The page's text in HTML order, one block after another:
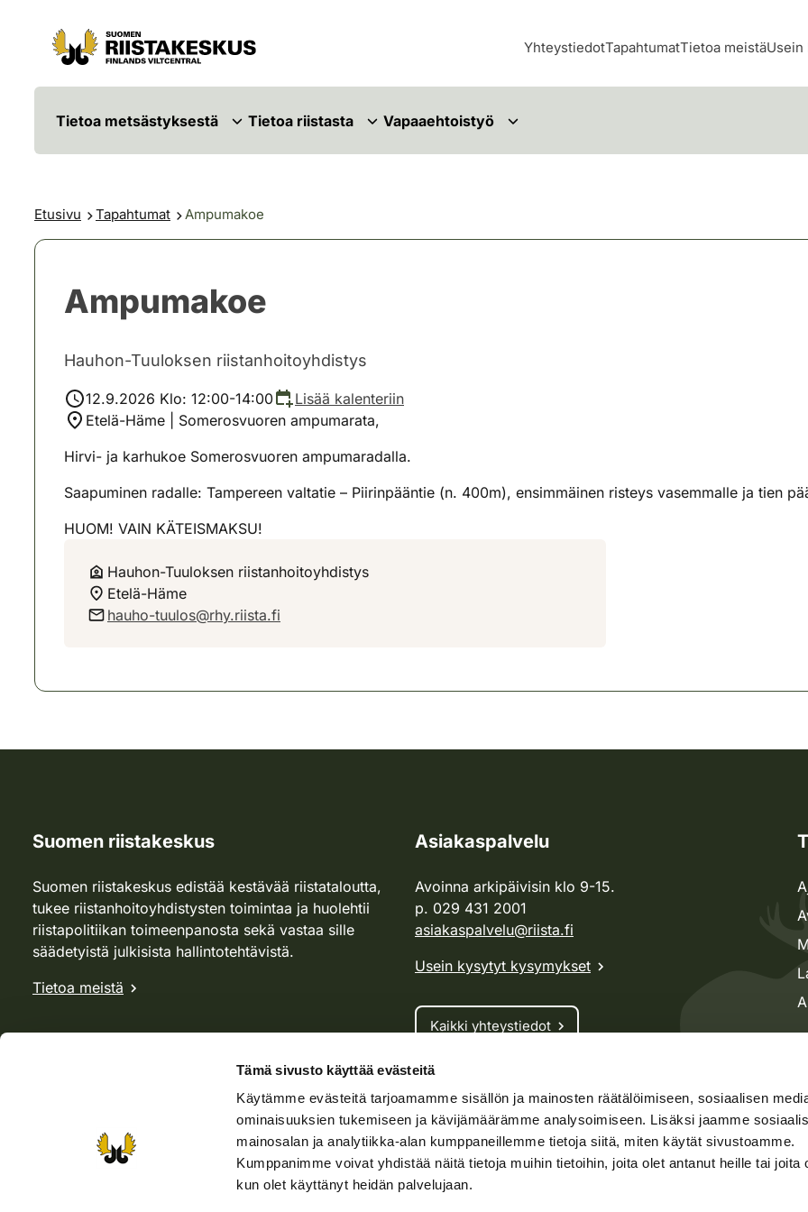
Tämä sivusto käyttää evästeitä
Käytämme evästeitä tarjoamamme sisällön ja mainosten räätälöimiseen, sosiaalisen
ominaisuuksien tukemiseen ja kävijämäärämme analysoimiseen. Lisäksi jaamme
mainosalan ja analytiikka-alan kumppaneillemme tietoja siitä, miten käytät sivustoamme.
Kumppanimme voivat yhdistää näitä tietoja muihin tietoihin, joita olet antanut heille tai joita
kun olet käyttänyt heidän palvelujaan.
Siirry sisältöön
Siirry sivustokarttaan
YhteystiedotTapahtumatTietoa meistäUsein
Tietoa metsästyksestä Tietoa riistasta Vapaaehtoistyö
Etusivu Tapahtumat Ampumakoe
Ampumakoe
Hauhon-Tuuloksen riistanhoitoyhdistys
12.9.2026 Klo: 12:00-14:00
Lisää kalenteriin
Etelä-Häme | Somerosvuoren ampumarata,
Hirvi- ja karhukoe Somerosvuoren ampumaradalla.
Saapuminen radalle: Tampereen valtatie – Piirinpääntie (n. 400m), ensimmäinen risteys vasemmalle ja tien
HUOM! VAIN KÄTEISMAKSU!
Hauhon-Tuuloksen riistanhoitoyhdistys
Etelä-Häme
hauho-tuulos@rhy.riista.fi
Suomen riistakeskus
Suomen riistakeskus edistää kestävää riistataloutta,
tukee riistanhoitoyhdistysten toimintaa ja huolehtii
riistapolitiikan toimeenpanosta sekä vastaa sille
säädetyistä julkisista hallintotehtävistä.
Tietoa meistä
Asiakaspalvelu
Avoinna arkipäivisin klo 9-15.
p. 029 431 2001
asiakaspalvelu@riista.fi
Usein kysytyt kysymykset
Kaikki yhteystiedot
Metsästyskortti-asiat
Oma riista -asiat
Lupa-asiat